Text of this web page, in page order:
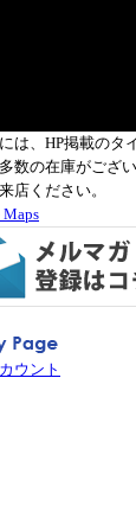
は、HP掲載のタ
数の在庫がござい
店ください。
Maps
ウント